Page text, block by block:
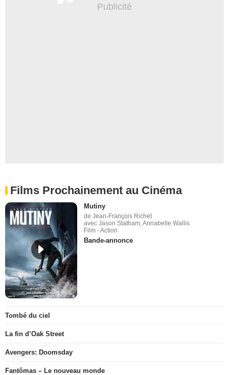
Films Prochainement au Cinéma
Mutiny
de Jean-François Richet
avec Jason Statham, Annabelle Wallis
Film - Action
Bande-annonce
Tombé du ciel
La fin d’Oak Street
Avengers: Doomsday
Fantômas – Le nouveau monde